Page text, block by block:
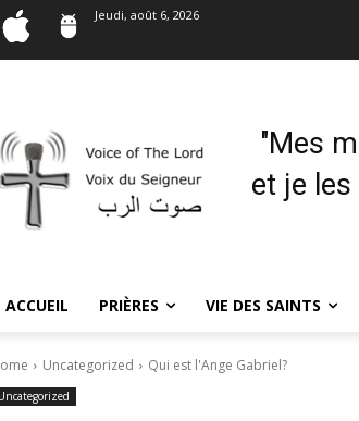
Jeudi, août 6, 2026
"Mes
et je
ACCUEIL PRIÈRES VIE DES SAINTS
Uncategorized Qui est l'Ange Gabriel?